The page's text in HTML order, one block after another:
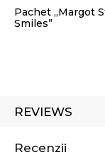
Pachet „Margot
Smiles”
REVIEWS
Recenzii